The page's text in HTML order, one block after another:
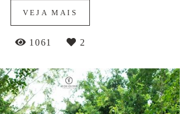
VEJA MAIS
1061 2